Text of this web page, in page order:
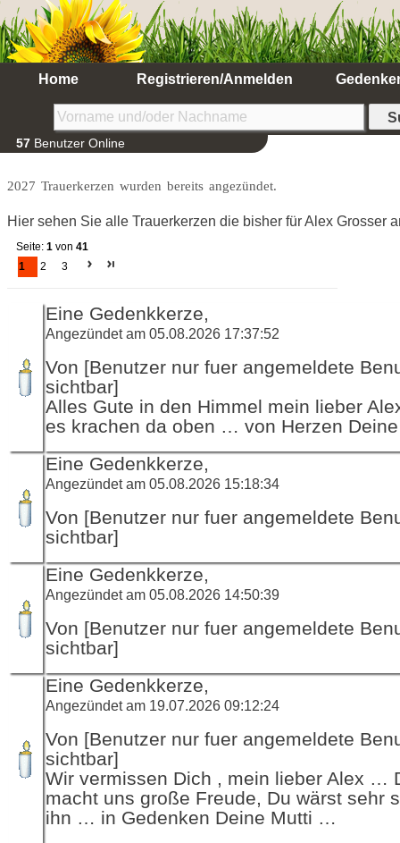
Home Registrieren/Anmelden
57 Benutzer Online
2027 Trauerkerzen wurden bereits angezündet.
Hier sehen Sie alle Trauerkerzen die bisher für Alex Grosser
Seite: 1 von 41
1
2 3
Eine Gedenkkerze,
Angezündet am 05.08.2026 17:37:52
Von [Benutzer nur fuer angemeldete
sichtbar]
Alles Gute in den Himmel mein lieber
es krachen da oben … von Herzen
Eine Gedenkkerze,
Angezündet am 05.08.2026 15:18:34
Von [Benutzer nur fuer angemeldete
sichtbar]
Eine Gedenkkerze,
Angezündet am 05.08.2026 14:50:39
Von [Benutzer nur fuer angemeldete
sichtbar]
Eine Gedenkkerze,
Angezündet am 19.07.2026 09:12:24
Von [Benutzer nur fuer angemeldete
sichtbar]
Wir vermissen Dich , mein lieber Alex …
macht uns große Freude, Du wärst sehr
ihn … in Gedenken Deine Mutti …